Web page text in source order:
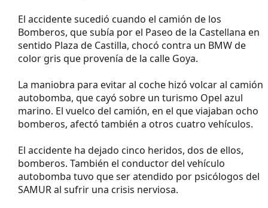
El accidente sucedió cuando el camión de los
Bomberos, que subía por el Paseo de la Castellana en
sentido Plaza de Castilla, chocó contra un BMW de
color gris que provenía de la calle Goya.
La maniobra para evitar al coche hizó volcar al camión
autobomba, que cayó sobre un turismo Opel azul
marino. El vuelco del camión, en el que viajaban ocho
bomberos, afectó también a otros cuatro vehículos.
El accidente ha dejado cinco heridos, dos de ellos,
bomberos. También el conductor del vehículo
autobomba tuvo que ser atendido por psicólogos del
SAMUR al sufrir una crisis nerviosa.